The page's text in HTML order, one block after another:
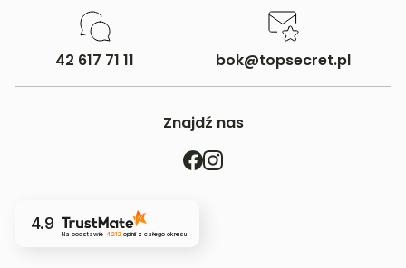
42 617 71 11 bok@topsecret.pl
Znajdź nas
4.9
Na podstawie 4212opinii z całego okresu